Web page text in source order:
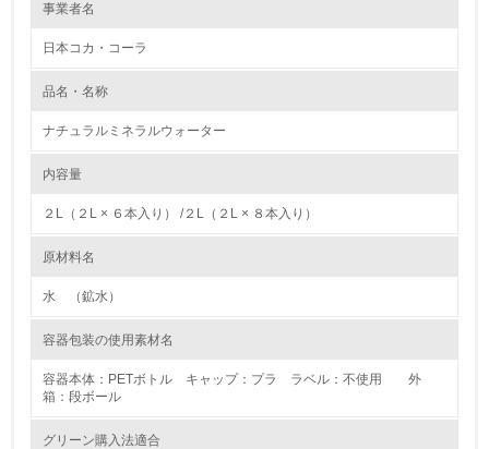
原材料の栽培・飼育に関する方針や目標、取り組み体制
コカ･コーラシステムは世界共通で、KORE（Coca-Cola Operating
Requirements)と呼ばれる独自のマネジメントシステムによるオペレーシ
てお客様に製品が届くまでの過程における「品質」「食品安全」「環境」
ISOや各種法令の要求事項を満たしつつ、さらに厳しい基準を自らに課す
コカ･コーラシステムはステークホルダーと共に、「物流2024年問題」へ
エリアにおける物流面での協業を行ったり、自社事業所内の物流の効率化
環境取り組み体制と成果を定期的に検証して次の活動に活
かしている
事業者名
日本コカ・コーラ
品名・名称
ナチュラルミネラルウォーター
内容量
２L（２L × ６本入り） /２L（２L × ８本入り）
原材料名
水 （鉱水）
容器包装の使用素材名
容器本体：PETボトル キャップ：プラ ラベル：不使用 外
箱：段ボール
グリーン購入法適合